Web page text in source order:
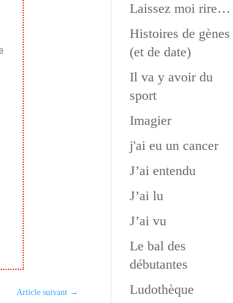
Article suivant →
Laissez moi rire…
Histoires de gènes
(et de date)
Il va y avoir du
sport
Imagier
j'ai eu un cancer
J’ai entendu
J’ai lu
J’ai vu
Le bal des
débutantes
Ludothèque